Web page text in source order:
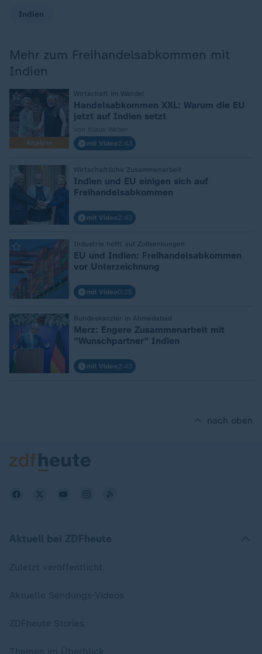
Indien
Mehr zum Freihandelsabkommen mit
Indien
Analyse
Wirtschaft im Wandel
Handelsabkommen XXL: Warum die EU
jetzt auf Indien setzt
mit Video2:43
Wirtschaftliche Zusammenarbeit
Indien und EU einigen sich auf
Freihandelsabkommen
mit Video2:43
Industrie hofft auf Zollsenkungen
EU und Indien: Freihandelsabkommen
vor Unterzeichnung
mit Video0:25
Bundeskanzler in Ahmedabad
Merz: Engere Zusammenarbeit mit
"Wunschpartner" Indien
mit Video2:43
nach oben